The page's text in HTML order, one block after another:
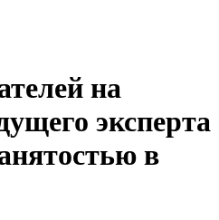
на
эксперта
в